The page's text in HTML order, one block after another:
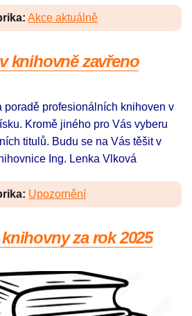
Akce aktuálně
knihovně zavřeno
poradě profesionálních knihoven v
Kromě jiného pro Vás vyberu
titulů. Budu se na Vás těšit v
Ing. Lenka Vlková
Upozornění
za rok 2025